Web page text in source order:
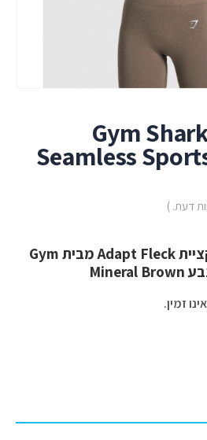
Gym
Seamless
דעת. )
גוזיית ספורט מקולקציית Adapt Fleck מבית Gym
זמין.